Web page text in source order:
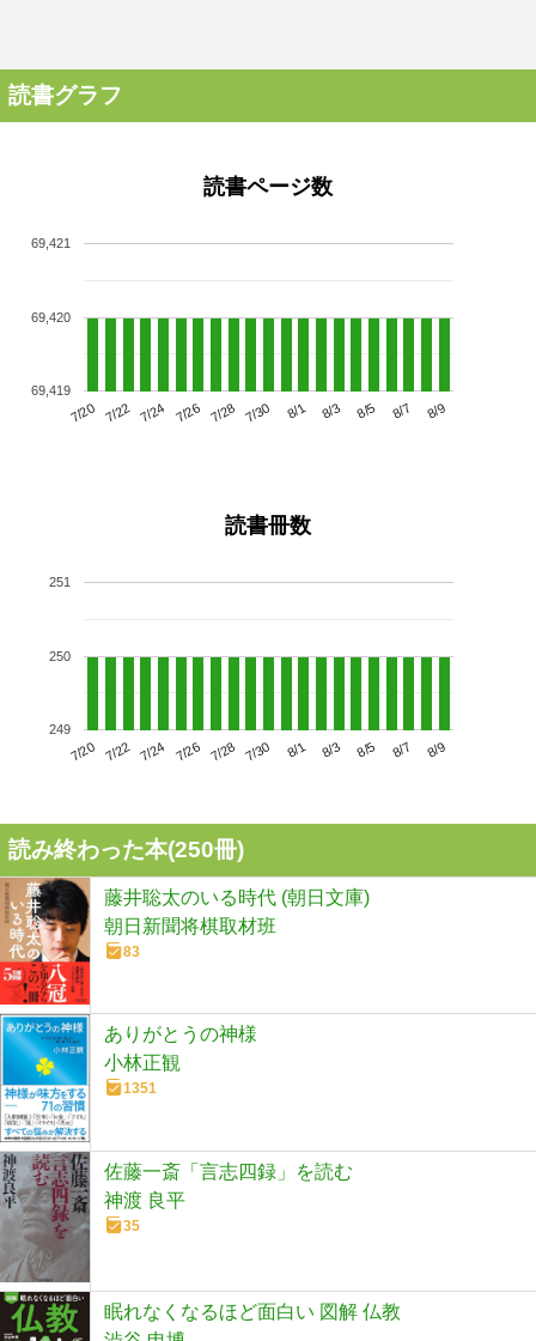
読書グラフ
読書ページ数
7/20 7/22 7/24 7/26 7/28 7/30 8/1 8/3 8/5 8/7 8/9
69,419
69,420
69,421
読書冊数
7/20 7/22 7/24 7/26 7/28 7/30 8/1 8/3 8/5 8/7 8/9
249
250
251
読み終わった本(250冊)
藤井聡太のいる時代 (朝日文庫)
朝日新聞将棋取材班
83
ありがとうの神様
小林正観
1351
佐藤一斎「言志四録」を読む
神渡 良平
35
眠れなくなるほど面白い 図解 仏教